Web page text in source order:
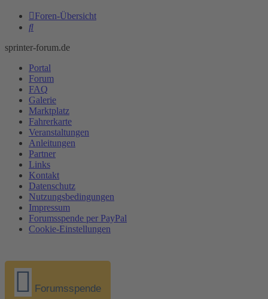
Foren-Übersicht
Suche
sprinter-forum.de
Portal
Forum
FAQ
Galerie
Marktplatz
Fahrerkarte
Veranstaltungen
Anleitungen
Partner
Links
Kontakt
Datenschutz
Nutzungsbedingungen
Impressum
Forumsspende per PayPal
Cookie-Einstellungen
Forumsspende